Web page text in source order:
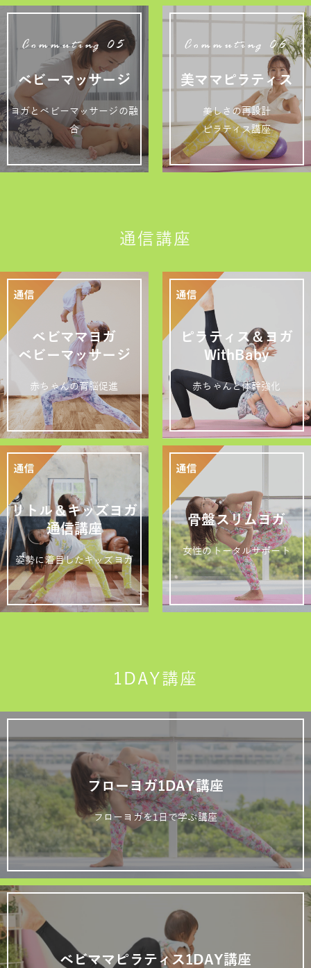
Commuting 05
ベビーマッサージ
ヨガとベビーマッサージの融
合
Commuting 06
美ママピラティス
美しさの再設計
ピラティス講座
通信講座
ベビママヨガ
ベビーマッサージ
赤ちゃんの育脳促進
ピラティス＆ヨガ
WithBaby
赤ちゃんと体幹強化
リトル＆キッズヨガ
通信講座
姿勢に着目したキッズヨガ
骨盤スリムヨガ
女性のトータルサポート
1DAY講座
フローヨガ1DAY講座
フローヨガを1日で学ぶ講座
ベビママピラティス1DAY講座